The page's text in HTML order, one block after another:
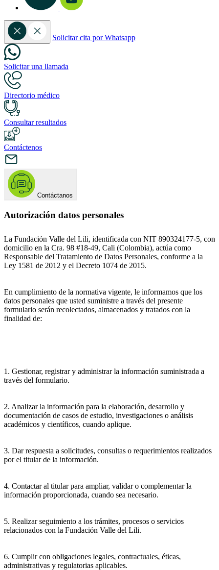
Solicitar cita por Whatsapp
Solicitar una llamada
Directorio médico
Consultar resultados
Contáctenos
Contáctanos
Autorización datos personales
La Fundación Valle del Lili, identificada con NIT 890324177-5, con
domicilio en la Cra. 98 #18-49, Cali (Colombia), actúa como
Responsable del Tratamiento de Datos Personales, conforme a la
Ley 1581 de 2012 y el Decreto 1074 de 2015.
En cumplimiento de la normativa vigente, le informamos que los
datos personales que usted suministre a través del presente
formulario serán recolectados, almacenados y tratados con la
finalidad de:
1. Gestionar, registrar y administrar la información suministrada a
través del formulario.
2. Analizar la información para la elaboración, desarrollo y
documentación de casos de estudio, investigaciones o análisis
académicos y científicos, cuando aplique.
3. Dar respuesta a solicitudes, consultas o requerimientos realizados
por el titular de la información.
4. Contactar al titular para ampliar, validar o complementar la
información proporcionada, cuando sea necesario.
5. Realizar seguimiento a los trámites, procesos o servicios
relacionados con la Fundación Valle del Lili.
6. Cumplir con obligaciones legales, contractuales, éticas,
administrativas y regulatorias aplicables.